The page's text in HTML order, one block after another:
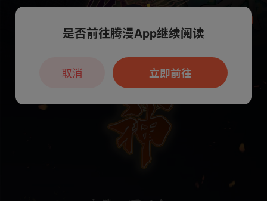
本章节仅支持App阅读，可打开App新用
户7天免费看
是否前往腾漫App继续阅读
立即前往
取消